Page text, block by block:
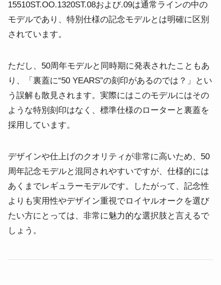
15510ST.OO.1320ST.08および.09は通常ラインの中の
モデルであり、特別仕様の記念モデルとは明確に区別
されています。
ただし、50周年モデルと同時期に発表されたこともあ
り、「裏蓋に“50 YEARS”の刻印があるのでは？」とい
う誤解も散見されます。実際にはこのモデルにはその
ような特別刻印はなく、標準仕様のローターと裏蓋を
採用しています。
デザインや仕上げのクオリティが非常に高いため、50
周年記念モデルと混同されやすいですが、仕様的には
あくまでレギュラーモデルです。したがって、記念性
よりも実用性やデザイン重視でロイヤルオークを選び
たい方にとっては、非常に魅力的な選択肢と言えるで
しょう。